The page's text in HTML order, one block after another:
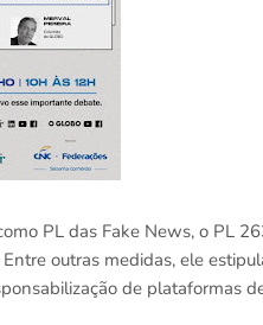
PL das Fake News, o PL
outras medidas, ele
de plataformas